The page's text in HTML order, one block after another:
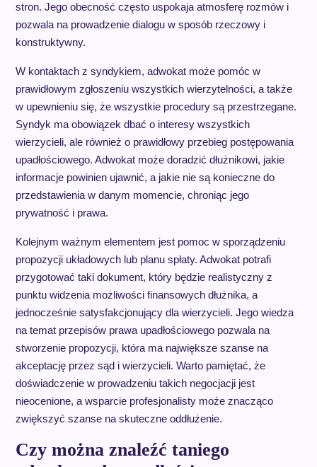
stron. Jego obecność często uspokaja atmosferę rozmów i
pozwala na prowadzenie dialogu w sposób rzeczowy i
konstruktywny.
W kontaktach z syndykiem, adwokat może pomóc w
prawidłowym zgłoszeniu wszystkich wierzytelności, a także
w upewnieniu się, że wszystkie procedury są przestrzegane.
Syndyk ma obowiązek dbać o interesy wszystkich
wierzycieli, ale również o prawidłowy przebieg postępowania
upadłościowego. Adwokat może doradzić dłużnikowi, jakie
informacje powinien ujawnić, a jakie nie są konieczne do
przedstawienia w danym momencie, chroniąc jego
prywatność i prawa.
Kolejnym ważnym elementem jest pomoc w sporządzeniu
propozycji układowych lub planu spłaty. Adwokat potrafi
przygotować taki dokument, który będzie realistyczny z
punktu widzenia możliwości finansowych dłużnika, a
jednocześnie satysfakcjonujący dla wierzycieli. Jego wiedza
na temat przepisów prawa upadłościowego pozwala na
stworzenie propozycji, która ma największe szanse na
akceptację przez sąd i wierzycieli. Warto pamiętać, że
doświadczenie w prowadzeniu takich negocjacji jest
nieocenione, a wsparcie profesjonalisty może znacząco
zwiększyć szanse na skuteczne oddłużenie.
Czy można znaleźć taniego